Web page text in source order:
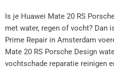
Is je Huawei Mate 20 RS
met water, regen of vocht? Dan
Prime Repair in Amsterdam
Mate 20 RS Porsche Design
vochtschade reparatie reinigen